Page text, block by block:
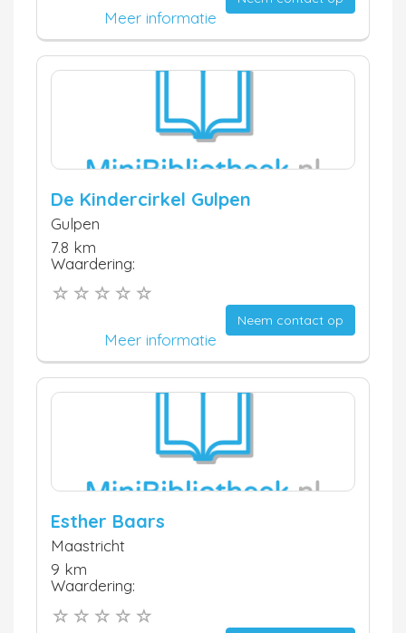
Meer informatie
De Kindercirkel Gulpen
Gulpen
7.8 km
Waardering:
Neem contact op
Meer informatie
Esther Baars
Maastricht
9 km
Waardering: